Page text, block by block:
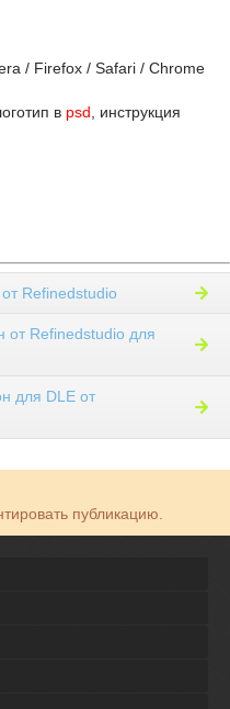
/ Firefox / Safari / Chrome
в psd , инструкция
Refinedstudio
от Refinedstudio для
для DLE от
публикацию.